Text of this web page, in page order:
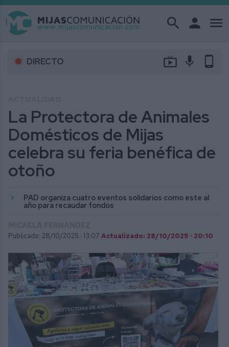
search person menu
DIRECTO live_tv mic phone_android
La Protectora de Animales
Domésticos de Mijas
celebra su feria benéfica de
otoño
PAD organiza cuatro eventos solidarios como este al
año para recaudar fondos
Publicado: 28/10/2025 · 13:07 Actualizado: 28/10/2025 · 20:10